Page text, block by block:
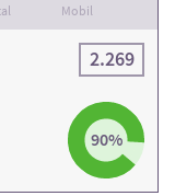
Mobil
90%
2.269